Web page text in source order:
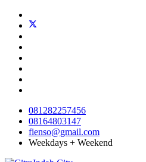
081282257456
08164803147
fienso@gmail.com
Weekdays + Weekend